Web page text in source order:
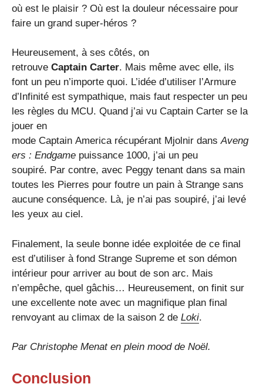
où est le plaisir ? Où est la douleur nécessaire pour
faire un grand super-héros ?
Heureusement, à ses côtés, on
retrouve Captain Carter. Mais même avec elle, ils
font un peu n’importe quoi. L’idée d’utiliser l’Armure
d’Infinité est sympathique, mais faut respecter un peu
les règles du MCU. Quand j’ai vu Captain Carter se la
jouer en
mode Captain America récupérant Mjolnir dansAveng
ers : Endgame puissance 1000, j’ai un peu
soupiré. Par contre, avec Peggy tenant dans sa main
toutes les Pierres pour foutre un pain à Strange sans
aucune conséquence. Là, je n’ai pas soupiré, j’ai levé
les yeux au ciel.
Finalement, la seule bonne idée exploitée de ce final
est d’utiliser à fond Strange Supreme et son démon
intérieur pour arriver au bout de son arc. Mais
n’empêche, quel gâchis… Heureusement, on finit sur
une excellente note avec un magnifique plan final
renvoyant au climax de la saison 2 de Loki.
Par Christophe Menaten plein mood de Noël.
Conclusion